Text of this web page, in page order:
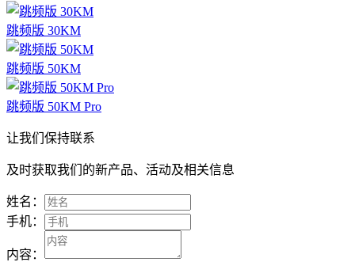
跳频版 30KM
跳频版 50KM
跳频版 50KM Pro
让我们保持联系
及时获取我们的新产品、活动及相关信息
姓名：
手机：
内容：